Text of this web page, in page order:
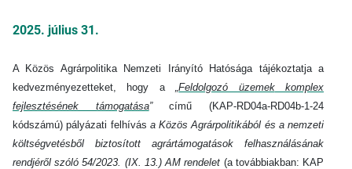
2025. július 31.
A Közös Agrárpolitika Nemzeti Irányító Hatósága tájékoztatja a
kedvezményezetteket, hogy a„Feldolgozó üzemek
komplex
fejlesztésének támogatása”című (KAP-RD04a-RD04b-1-24
kódszámú) pályázati felhívás a Közös Agrárpolitikából és a nemzeti
költségvetésből biztosított agrártámogatások felhasználásának
rendjéről szóló 54/2023. (IX. 13.) AM rendelet (a továbbiakban: KAP